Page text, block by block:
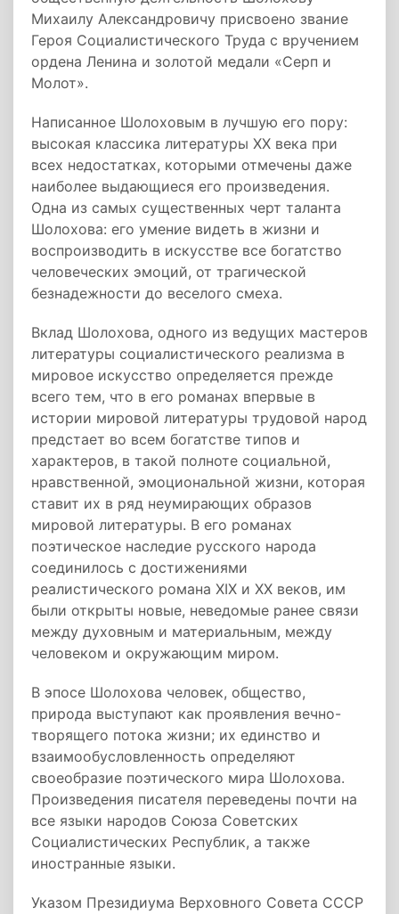
Михаилу Александровичу присвоено звание
Героя Социалистического Труда с вручением
ордена Ленина и золотой медали «Серп и
Молот».
Написанное Шолоховым в лучшую его пору:
высокая классика литературы XX века при
всех недостатках, которыми отмечены даже
наиболее выдающиеся его произведения.
Одна из самых существенных черт таланта
Шолохова: его умение видеть в жизни и
воспроизводить в искусстве все богатство
человеческих эмоций, от трагической
безнадежности до веселого смеха.
Вклад Шолохова, одного из ведущих мастеров
литературы социалистического реализма в
мировое искусство определяется прежде
всего тем, что в его романах впервые в
истории мировой литературы трудовой народ
предстает во всем богатстве типов и
характеров, в такой полноте социальной,
нравственной, эмоциональной жизни, которая
ставит их в ряд неумирающих образов
мировой литературы. В его романах
поэтическое наследие русского народа
соединилось с достижениями
реалистического романа XIX и XX веков, им
были открыты новые, неведомые ранее связи
между духовным и материальным, между
человеком и окружающим миром.
В эпосе Шолохова человек, общество,
природа выступают как проявления вечно-
творящего потока жизни; их единство и
взаимообусловленность определяют
своеобразие поэтического мира Шолохова.
Произведения писателя переведены почти на
все языки народов Союза Советских
Социалистических Республик, а также
иностранные языки.
Указом Президиума Верховного Совета СССР